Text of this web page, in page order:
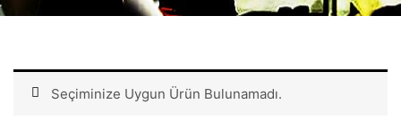
Seçiminize Uygun Ürün Bulunamadı.